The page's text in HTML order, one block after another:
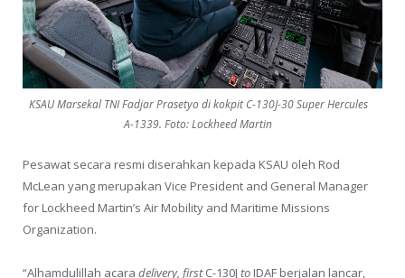
KSAU Marsekal TNI Fadjar Prasetyo di kokpit C-130J-30 Super Hercules
A-1339. Foto: Lockheed Martin
Pesawat secara resmi diserahkan kepada KSAU oleh Rod
McLean yang merupakan Vice President and General Manager
for Lockheed Martin’s Air Mobility and Maritime Missions
Organization.
“Alhamdulillah acara delivery, firstC-130J to IDAF berjalan lancar,